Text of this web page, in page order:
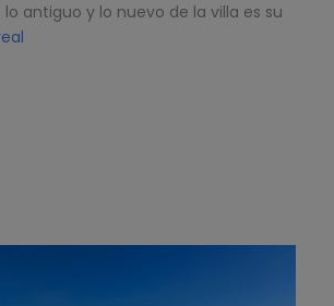
antiguo y lo nuevo de la villa es su